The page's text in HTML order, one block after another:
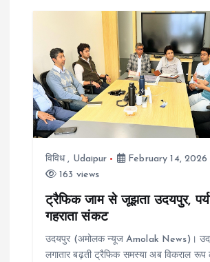
v
g
a
t
विविध, Udaipur
February 14, 2026
163 views
ट्रैफिक जाम से जूझता उदयपुर,
गहराता संकट
उदयपुर (अमोलक न्यूज Amolak News)।
लगातार बढ़ती ट्रैफिक समस्या अब विकराल रूप